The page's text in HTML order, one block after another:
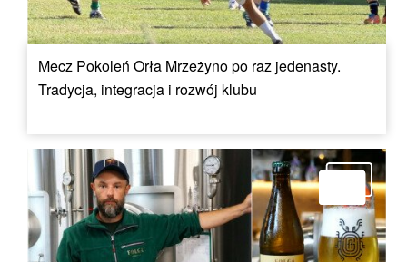
Mecz Pokoleń Orła Mrzeżyno po raz jedenasty.
Tradycja, integracja i rozwój klubu